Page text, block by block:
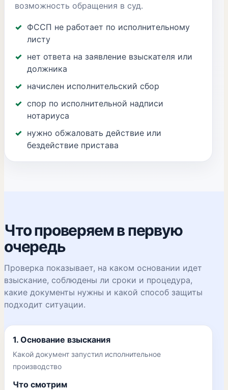
возможность обращения в суд.
ФССП не работает по исполнительному
листу
нет ответа на заявление взыскателя или
должника
начислен исполнительский сбор
спор по исполнительной надписи
нотариуса
нужно обжаловать действие или
бездействие пристава
Что проверяем в первую
очередь
Проверка показывает, на каком основании идет
взыскание, соблюдены ли сроки и процедура,
какие документы нужны и какой способ защиты
подходит ситуации.
1. Основание взыскания
Какой документ запустил исполнительное
производство
Что смотрим